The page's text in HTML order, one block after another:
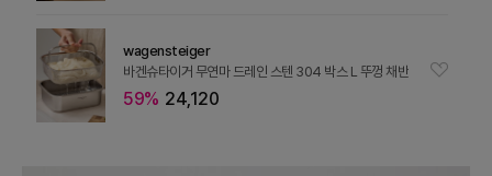
wagensteiger
바겐슈타이거 무연마 드레인 스텐 304 박스 L 뚜껑 채반
59% 24,120